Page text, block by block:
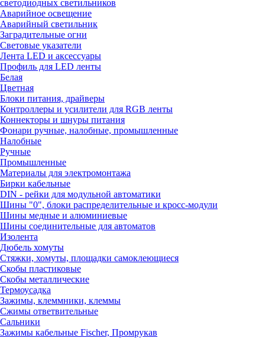
светодиодных светильников
Аварийное освещение
Аварийный светильник
Заградительные огни
Световые указатели
Лента LED и аксессуары
Профиль для LED ленты
Белая
Цветная
Блоки питания, драйверы
Контроллеры и усилители для RGB ленты
Коннекторы и шнуры питания
Фонари ручные, налобные, промышленные
Налобные
Ручные
Промышленные
Материалы для электромонтажа
Бирки кабельные
DIN - рейки для модульной автоматики
Шины "0", блоки распределительные и кросс-модули
Шины медные и алюминиевые
Шины соединительные для автоматов
Изолента
Дюбель хомуты
Стяжки, хомуты, площадки самоклеющиеся
Скобы пластиковые
Скобы металлические
Термоусадка
Зажимы, клеммники, клеммы
Сжимы ответвительные
Сальники
Зажимы кабельные Fischer, Промрукав